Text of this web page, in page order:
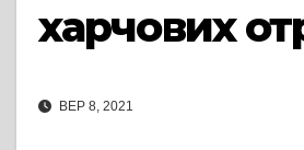
харчових
ВЕР 8, 2021